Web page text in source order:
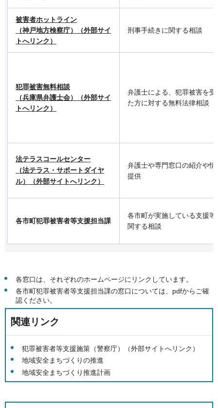
被害者ホットライン
（神戸地方検察庁）（外部サイ
トへリンク）
刑事手続きに関する相談
犯罪被害無料相談
（兵庫県弁護士会）（外部サイ
トへリンク）
弁護士による、犯罪被害を受
た方に対する無料法律相談
法テラスコールセンター
（法テラス・サポートダイヤ
ル）（外部サイトへリンク）
弁護士や専門窓口の紹介や情
提供
各市町犯罪被害者等支援担当課
各市町が実施している支援等
関する相談
各窓口は、それぞれのホームページにリンクしています。
各市町犯罪被害者等支援担当課の窓口については、pdfからご確
認ください。
関連リンク
犯罪被害者等支援施策（警察庁）（外部サイトへリンク）
地域安全まちづくりの推進
地域安全まちづくり推進計画